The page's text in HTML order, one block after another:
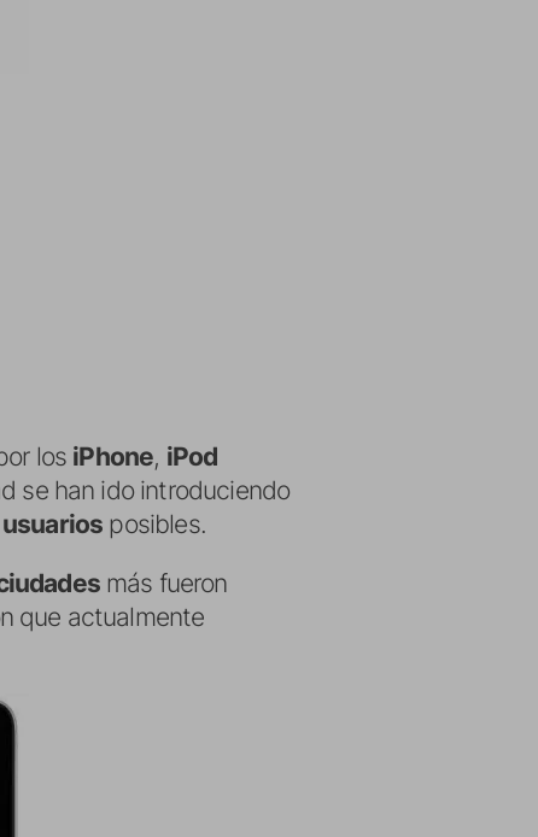
los iPhone, iPod
se han ido introduciendo
usuarios posibles.
más fueron
que actualmente